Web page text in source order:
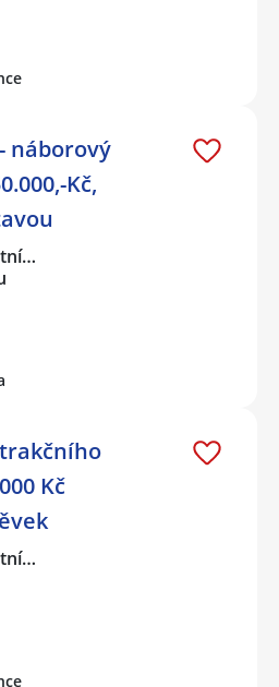
náborový
Kč,
Kč